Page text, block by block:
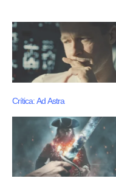
Crítica: Ad Astra